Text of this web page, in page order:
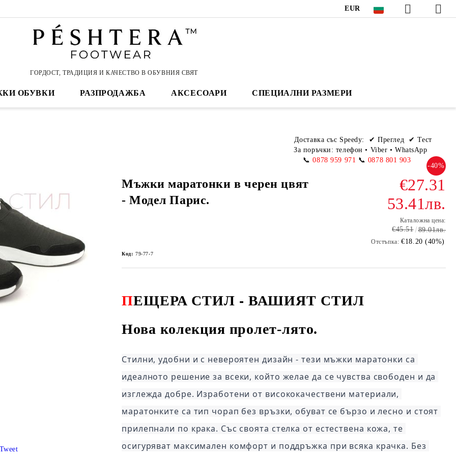
EUR
ГОРДОСТ, ТРАДИЦИЯ И КАЧЕСТВО В ОБУВНИЯ СВЯТ
ОБУВКИ РАЗПРОДАЖБА АКСЕСОАРИ СПЕЦИАЛНИ РАЗМЕРИ
Доставка със Speedy:
✔ Преглед ✔ Тест
За поръчки: телефон• Viber • WhatsApp
📞 0878 959 971 📞 0878 801 903
Мъжки маратонки в черен цвят
- Модел Парис.
-40%
€27.31
53.41лв.
Каталожна цена:
€45.51 89.01лв.
Отстъпка: €18.20 (40%)
Код: 79-77-7
ПЕЩЕРА СТИЛ - ВАШИЯТ СТИЛ
Нова колекция пролет-лято.
Стилни, удобни и с невероятен дизайн - тези мъжки маратонки са
идеалното решение за всеки, който желае да се чувства свободен и да
изглежда добре. Изработени от висококачествени материали,
маратонките са тип чорап без връзки, обуват се бързо и лесно и стоят
прилепнали по крака. Със своята стелка от естествена кожа, те
осигуряват максимален комфорт и поддръжка при всяка крачка. Без
Tweet